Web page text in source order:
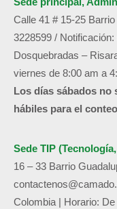
Calle 41 # 15-25
3228599 / Notificación:
Dosquebradas –
viernes de 8:00 am a
Los días sábados no
hábiles para el
Sede TIP
16 – 33 Barrio
Colombia | Horario: